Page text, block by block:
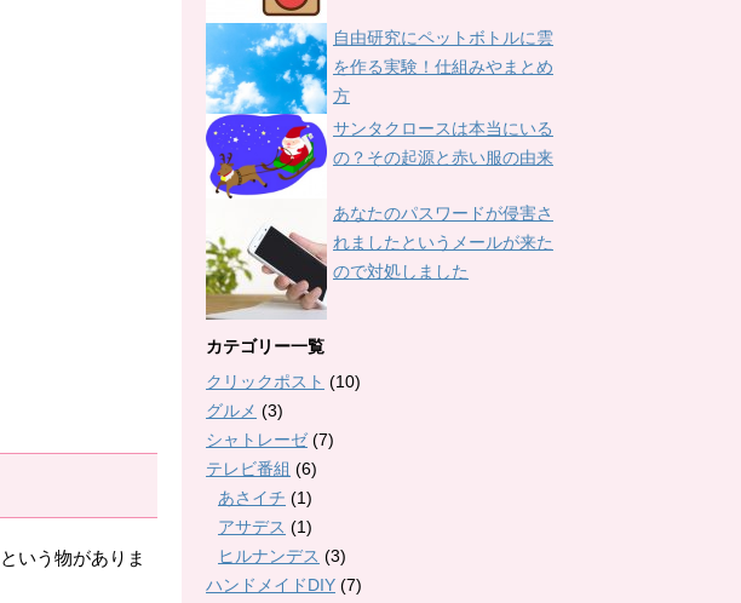
という物がありま
自由研究にペットボトルに雲
を作る実験！仕組みやまとめ
方
サンタクロースは本当にいる
の？その起源と赤い服の由来
あなたのパスワードが侵害さ
れましたというメールが来た
ので対処しました
カテゴリー一覧
クリックポスト (10)
グルメ (3)
シャトレーゼ(7)
テレビ番組 (6)
あさイチ (1)
アサデス (1)
ヒルナンデス (3)
ハンドメイドDIY (7)